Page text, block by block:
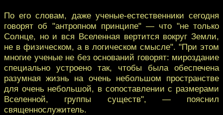
По его словам, даже ученые-естественники сегодня
говорят об "антропном принципе" — что "не только
Солнце, но и вся Вселенная вертится вокруг Земли,
не в физическом, а в логическом смысле". "При этом
многие ученые не без оснований говорят: мироздание
специально устроено так, чтобы была обеспечена
разумная жизнь на очень небольшом пространстве
для очень небольшой, в сопоставлении с размерами
Вселенной, группы существ", — пояснил
священнослужитель.